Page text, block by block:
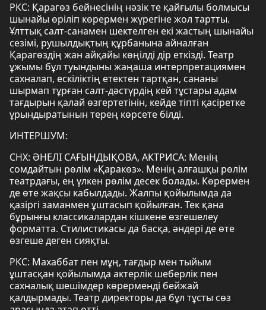
РКС: Қарагөз бейнесінің нәзік те қайғылы болмысы
шынайы өріліп көрермен жүрегіне жол тартты.
Ұлттық салт-санамен шектелген екі жастың шынайы
сезімі, рушылдықтың құрбанына айналған
Қарагөздің жан айқайы көңілді дір еткізді. Театр
ұжымы бұл туындыны жаңаша интерпретациямен
сахналап, ескіліктің етектен тартқан, сананы
шырмап тұрған салт-дәстүрдің кей тұстары адам
тағдырын қалай өзгертетінін, кейде тіпті қасіретке
ұрындыратынын терең көрсете білді.
ИНТЕРШУМ:
СНХ: ӘНЕЛІ САҒЫНДЫҚОВА, АКТРИСА: Менің
сомдайтын рөлім «Қаракөз». Менің алғашқы рөлім
театрдағы, ең үлкен рөлім десек болады. Көрермен
де өте жақсы кабылдады. Жалпы қойылымда да
қазіргі заманмен ұштасып қойылған. Тек қана
бұрынғы классикалардан кішкене өзгешелеу
форматта. Стилистикасы да басқа, әндері де өте
өзгеше деген сияқты.
РКС: Махаббат пен мұң, тағдыр мен тыйым
ұштасқан қойылымда актерлік шеберлік пен
сахналық шешімдер көрерменді бейжай
қалдырмады. Театр директоры да бұл тұсты сөз